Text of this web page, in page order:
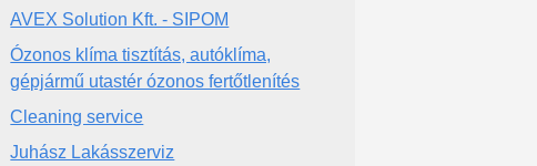
AVEX Solution Kft. - SIPOM
Ózonos klíma tisztítás, autóklíma,
gépjármű utastér ózonos fertőtlenítés
Cleaning service
Juhász Lakásszerviz